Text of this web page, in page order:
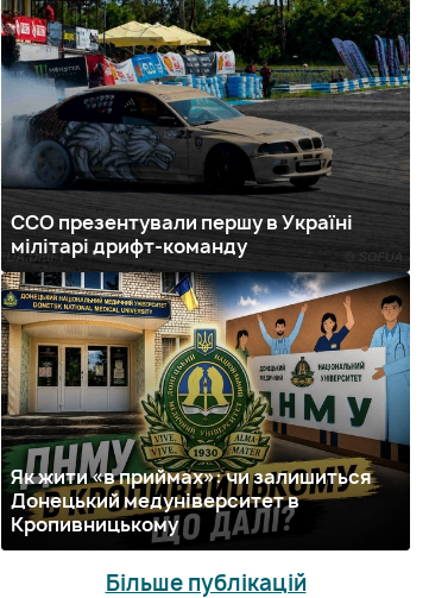
ССО презентували першу в Україні
мілітарі дрифт-команду
Як жити «в приймах»: чи залишиться
Донецький медуніверситет в
Кропивницькому
Більше публікацій